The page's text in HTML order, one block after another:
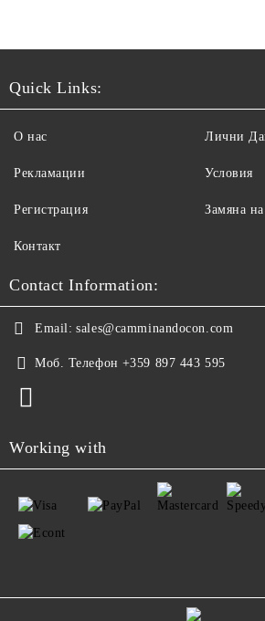
Quick Links:
О нас
Рекламации
Регистрация
Контакт
Лични
Условия
Замяна
Contact Information:
Email: sales@camminandocon.com
Моб. Телефон +359 897 443 595
Working with